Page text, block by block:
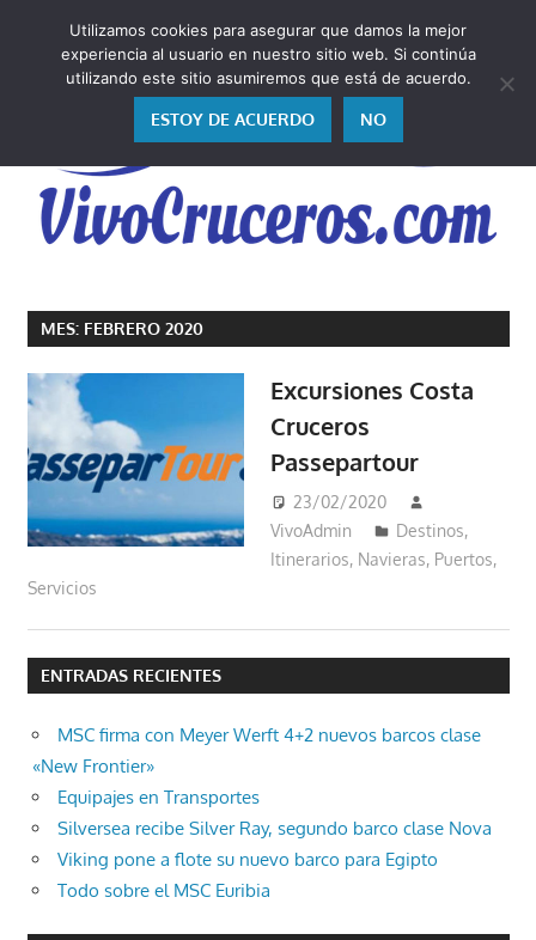
contenido
cruceros
como
vivo,
los
cuento
MES: FEBRERO 2020
Excursiones Costa
Cruceros
Passepartour
23/02/2020
VivoAdmin
Destinos,
Itinerarios, Navieras, Puertos,
Servicios
ENTRADAS RECIENTES
MSC firma con Meyer Werft 4+2 nuevos barcos clase
«New Frontier»
Equipajes en Transportes
Silversea recibe Silver Ray, segundo barco clase Nova
Viking pone a flote su nuevo barco para Egipto
Todo sobre el MSC Euribia
Utilizamos cookies para asegurar que damos la mejor
experiencia al usuario en nuestro sitio web. Si continúa
utilizando este sitio asumiremos que está de acuerdo.
ESTOY DE ACUERDO NO